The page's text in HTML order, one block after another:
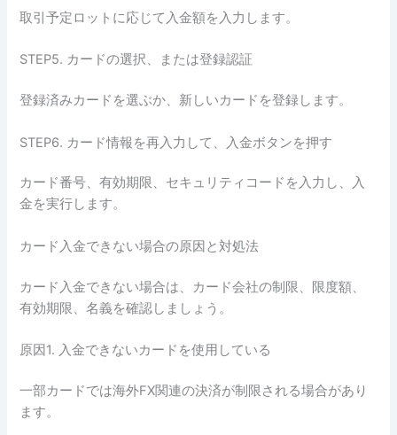
取引予定ロットに応じて入金額を入力します。
STEP5. カードの選択、または登録認証
登録済みカードを選ぶか、新しいカードを登録します。
STEP6. カード情報を再入力して、入金ボタンを押す
カード番号、有効期限、セキュリティコードを入力し、入
金を実行します。
カード入金できない場合の原因と対処法
カード入金できない場合は、カード会社の制限、限度額、
有効期限、名義を確認しましょう。
原因1. 入金できないカードを使用している
一部カードでは海外FX関連の決済が制限される場合があり
ます。